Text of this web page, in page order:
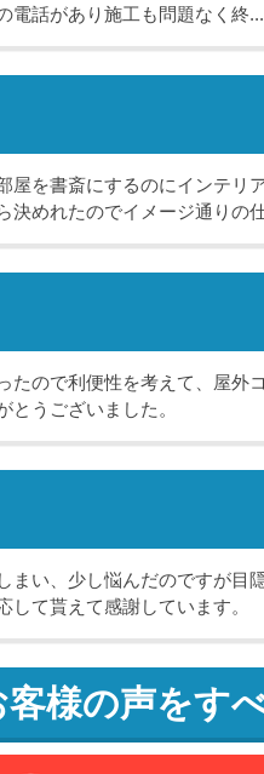
電話があり施工も問題なく終...
屋を書斎にするのにインテリ
決めれたのでイメージ通りの
たので利便性を考えて、屋外
とうございました。
まい、少し悩んだのですが目
て貰えて感謝しています。
客様の声をす